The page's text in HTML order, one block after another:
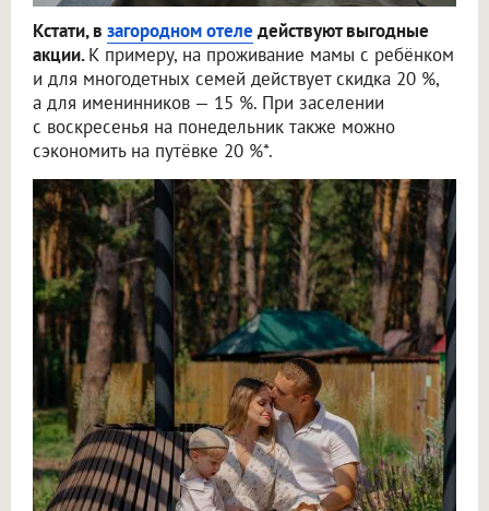
Кстати, в загородном отеле действуют выгодные
акции.К примеру, на проживание мамы с ребёнком
и для многодетных семей действует скидка 20 %,
а для именинников — 15 %. При заселении
с воскресенья на понедельник также можно
сэкономить на путёвке 20 %*.